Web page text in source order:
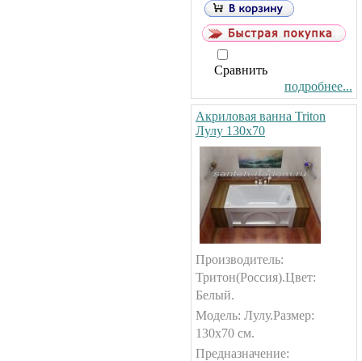
Сравнить
подробнее...
Акриловая ванна Triton
Лулу 130х70
Производитель:
Тритон(Россия).Цвет:
Белый.
Модель: Лулу.Размер:
130х70 см.
Предназначение: